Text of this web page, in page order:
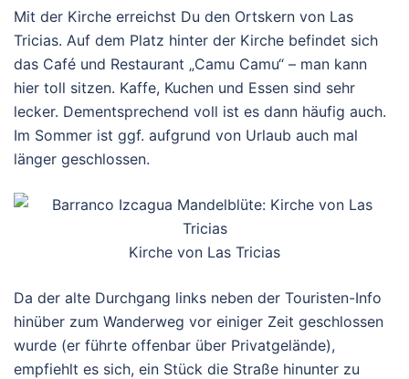
Mit der Kirche erreichst Du den Ortskern von Las
Tricias. Auf dem Platz hinter der Kirche befindet sich
das Café und Restaurant „Camu Camu“ – man kann
hier toll sitzen. Kaffe, Kuchen und Essen sind sehr
lecker. Dementsprechend voll ist es dann häufig auch.
Im Sommer ist ggf. aufgrund von Urlaub auch mal
länger geschlossen.
Kirche von Las Tricias
Da der alte Durchgang links neben der Touristen-Info
hinüber zum Wanderweg vor einiger Zeit geschlossen
wurde (er führte offenbar über Privatgelände),
empfiehlt es sich, ein Stück die Straße hinunter zu